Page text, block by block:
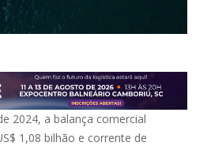
2024, a balança comercial
1,08 bilhão e corrente de